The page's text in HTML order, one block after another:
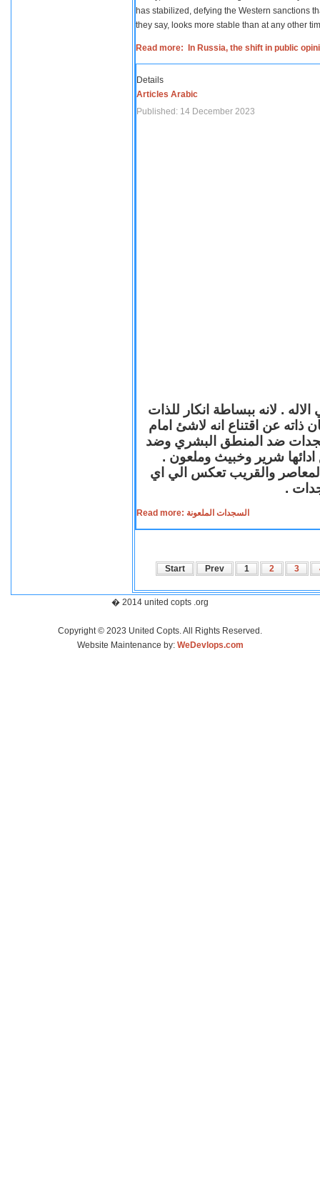
has stabilized, defying the Western sanctions
they say, looks more stable than at any other
Read more: In Russia, the shift in public
Details
Articles Arabic
Published: 14 December 2023
. لانه ببساطة انكار للذات
ذاته عن اقتناع انه لاشئ امام
ضد المنطق البشري وضد
ادائها شرير وخبيث وملعون .
المعاصر والقريب تعكس الي اي
.
Read more: السجدات الملعونة
Start Prev 1 2 3
� 2014 united copts .org
Copyright © 2023 United Copts. All Rights Reserved.
Website Maintenance by: WeDevlops.com